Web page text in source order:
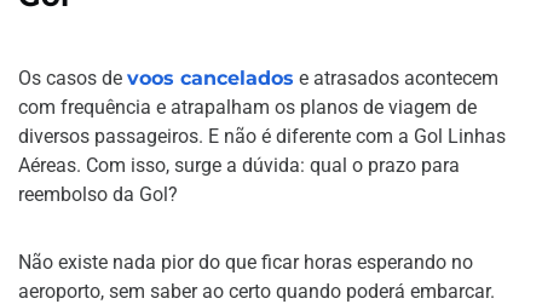
Os casos de voos cancelados e atrasados acontecem
com frequência e atrapalham os planos de viagem de
diversos passageiros. E não é diferente com a Gol Linhas
Aéreas. Com isso, surge a dúvida: qual o prazo para
reembolso da Gol?
Não existe nada pior do que ficar horas esperando no
aeroporto, sem saber ao certo quando poderá embarcar.